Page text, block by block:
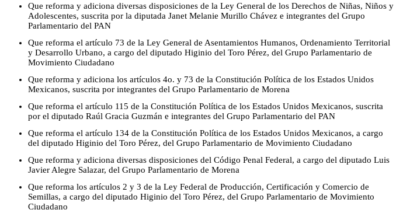
Que reforma y adiciona diversas disposiciones de la Ley General de los Derechos de Niñas, Niños y
Adolescentes, suscrita por la diputada Janet Melanie Murillo Chávez e integrantes del Grupo
Parlamentario del PAN
Que reforma el artículo 73 de la Ley General de Asentamientos Humanos, Ordenamiento Territorial
y Desarrollo Urbano, a cargo del diputado Higinio del Toro Pérez, del Grupo Parlamentario de
Movimiento Ciudadano
Que reforma y adiciona los artículos 4o. y 73 de la Constitución Política de los Estados Unidos
Mexicanos, suscrita por integrantes del Grupo Parlamentario de Morena
Que reforma el artículo 115 de la Constitución Política de los Estados Unidos Mexicanos, suscrita
por el diputado Raúl Gracia Guzmán e integrantes del Grupo Parlamentario del PAN
Que reforma el artículo 134 de la Constitución Política de los Estados Unidos Mexicanos, a cargo
del diputado Higinio del Toro Pérez, del Grupo Parlamentario de Movimiento Ciudadano
Que reforma y adiciona diversas disposiciones del Código Penal Federal, a cargo del diputado Luis
Javier Alegre Salazar, del Grupo Parlamentario de Morena
Que reforma los artículos 2 y 3 de la Ley Federal de Producción, Certificación y Comercio de
Semillas, a cargo del diputado Higinio del Toro Pérez, del Grupo Parlamentario de Movimiento
Ciudadano